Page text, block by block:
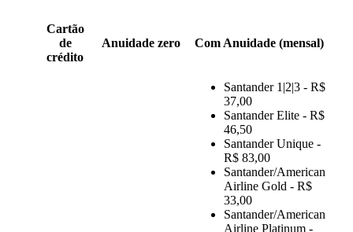
Cartão
de
crédito
Anuidade zero Com Anuidade (mensal)
Santander 1|2|3 - R$
37,00
Santander Elite - R$
46,50
Santander Unique -
R$ 83,00
Santander/American
Airline Gold - R$
33,00
Santander/American
Airline Platinum -